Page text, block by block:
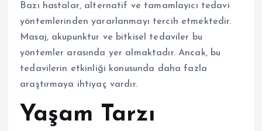
Bazı hastalar, alternatif ve tamamlayıcı tedavi
yöntemlerinden yararlanmayı tercih etmektedir.
Masaj, akupunktur ve bitkisel tedaviler bu
yöntemler arasında yer almaktadır. Ancak, bu
tedavilerin etkinliği konusunda daha fazla
araştırmaya ihtiyaç vardır.
Yaşam Tarzı